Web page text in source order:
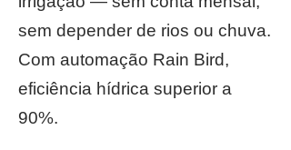
sem depender de rios ou chuva.
Com automação Rain Bird,
eficiência hídrica superior a
90%.